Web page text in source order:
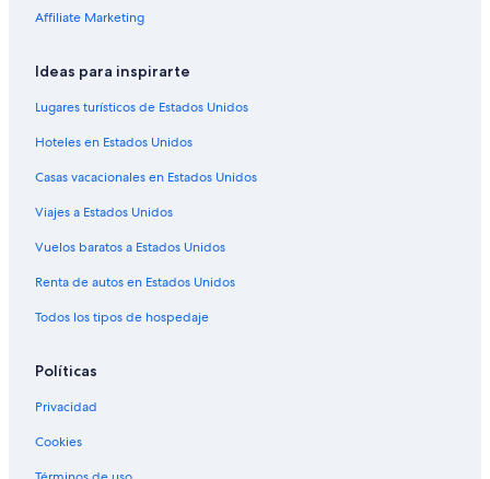
Affiliate Marketing
Ideas para inspirarte
Lugares turísticos de Estados Unidos
Hoteles en Estados Unidos
Casas vacacionales en Estados Unidos
Viajes a Estados Unidos
Vuelos baratos a Estados Unidos
Renta de autos en Estados Unidos
Todos los tipos de hospedaje
Políticas
Privacidad
Cookies